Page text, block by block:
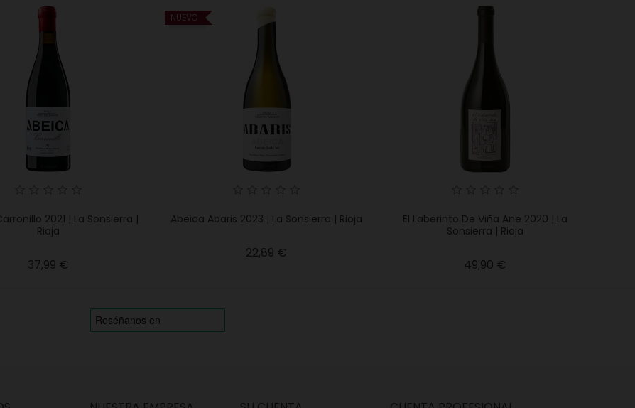
2021 | La Sonsierra |
Rioja
37,99 €
NUEVO
Abeica Abaris 2023 | La Sonsierra | Rioja
22,89 €
El Laberinto De Viña Ane 2020 | La
Sonsierra | Rioja
49,90 €